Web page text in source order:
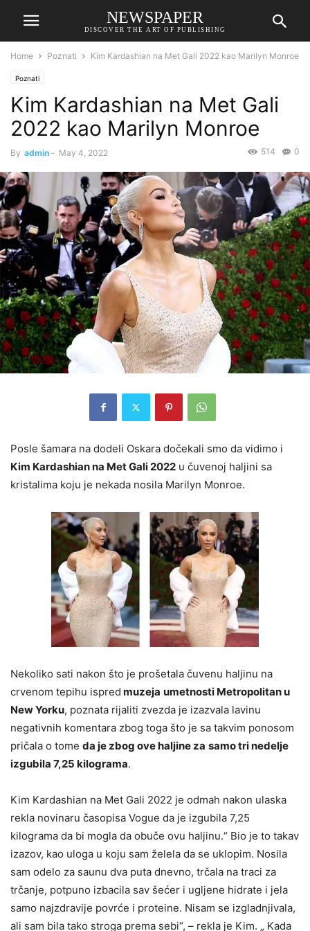
NEWSPAPER
DISCOVER THE ART OF PUBLISHING
Home Poznati Kim Kardashian na Met Gali 2022 kao Marilyn Monroe
Poznati
Kim Kardashian na Met Gali
2022 kao Marilyn Monroe
By admin - May 4, 2022 0
514
Posle šamara na dodeli Oskara dočekali smo da vidimo i
Kim Kardashian na Met Gali 2022 u čuvenoj haljini sa
kristalima koju je nekada nosila Marilyn Monroe.
Nekoliko sati nakon što je prošetala čuvenu haljinu na
crvenom tepihu ispred muzeja umetnosti Metropolitan u
New Yorku, poznata rijaliti zvezda je izazvala lavinu
negativnih komentara zbog toga što je sa takvim ponosom
pričala o tome da je zbog ove haljine za samo tri nedelje
izgubila 7,25 kilograma.
Kim Kardashian na Met Gali 2022 je odmah nakon ulaska
rekla novinaru časopisa Vogue da je izgubila 7,25
kilograma da bi mogla da obuče ovu haljinu.“ Bio je to takav
izazov, kao uloga u koju sam želela da se uklopim. Nosila
sam odelo za saunu dva puta dnevno, trčala na traci za
trčanje, potpuno izbacila sav šećer i ugljene hidrate i jela
samo najzdravije povrće i proteine. Nisam se izgladnjivala,
ali sam bila tako stroga prema sebi“, – rekla je Kim. „ Kada